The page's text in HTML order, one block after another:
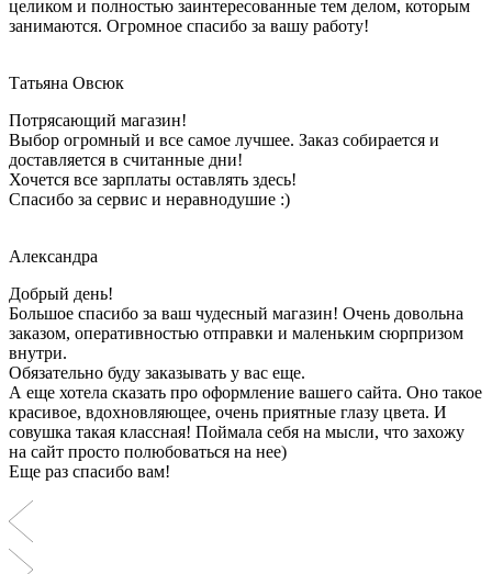
целиком и полностью заинтересованные тем делом, которым
занимаются. Огромное спасибо за вашу работу!
Татьяна Овсюк
Потрясающий магазин!
Выбор огромный и все самое лучшее. Заказ собирается и
доставляется в считанные дни!
Хочется все зарплаты оставлять здесь!
Спасибо за сервис и неравнодушие :)
Александра
Добрый день!
Большое спасибо за ваш чудесный магазин! Очень довольна
заказом, оперативностью отправки и маленьким сюрпризом
внутри.
Обязательно буду заказывать у вас еще.
А еще хотела сказать про оформление вашего сайта. Оно такое
красивое, вдохновляющее, очень приятные глазу цвета. И
совушка такая классная! Поймала себя на мысли, что захожу
на сайт просто полюбоваться на нее)
Еще раз спасибо вам!